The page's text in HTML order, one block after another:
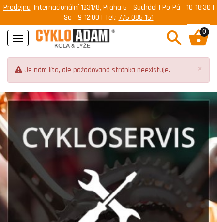
Prodejna: Internacionální 1231/8, Praha 6 - Suchdol | Po-Pá - 10-18:30 |
So - 9-12:00 | Tel.: 775 085 151
Navigace
0
×
Je nám líto, ale požadovaná stránka neexistuje.